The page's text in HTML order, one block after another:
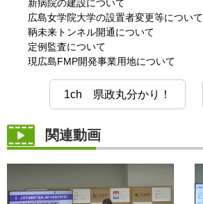
新病院の建設について
広島女学院大学の設置者変更等について
鞆未来トンネル開通について
定例監査について
現広島FMP開発事業用地について
1ch 県政丸分かり！
関連動画